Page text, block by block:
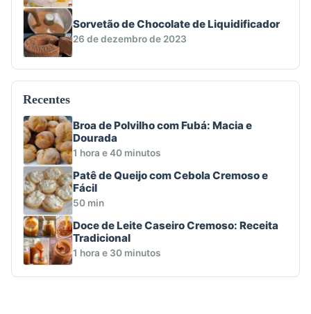
Sorvetão de Chocolate de Liquidificador
26 de dezembro de 2023
Recentes
Broa de Polvilho com Fubá: Macia e
Dourada
1 hora e 40 minutos
Patê de Queijo com Cebola Cremoso e
Fácil
50 min
Doce de Leite Caseiro Cremoso: Receita
Tradicional
1 hora e 30 minutos